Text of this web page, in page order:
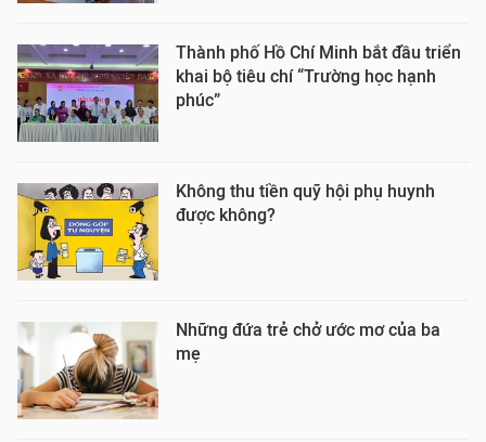
Thành phố Hồ Chí Minh bắt đầu triển
khai bộ tiêu chí “Trường học hạnh
phúc”
Không thu tiền quỹ hội phụ huynh
được không?
Những đứa trẻ chở ước mơ của ba
mẹ